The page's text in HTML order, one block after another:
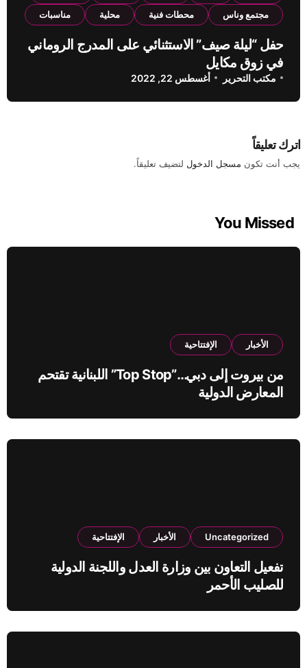
مجتمع وناس
محطات فنية محلية مناسبات
حفل “ليلة صيف” الاستثنائي على المدرج الروماني
في زوق مكايل
مكتب التحرير أغسطس 22, 2022
اترك تعليقاً
يجب أنت تكون مسجل الدخول لتضيف تعليقاً.
You Missed
الأخبار الإفتتاحية
من بيروت إلى دبي…”Top Stop” اللبنانية تقتحم
المعارض الدولية
Uncategorized الأخبار الإفتتاحية
تفعيل التعاون بين وزارة العدل واللجنة الدولية
للصليب الأحمر